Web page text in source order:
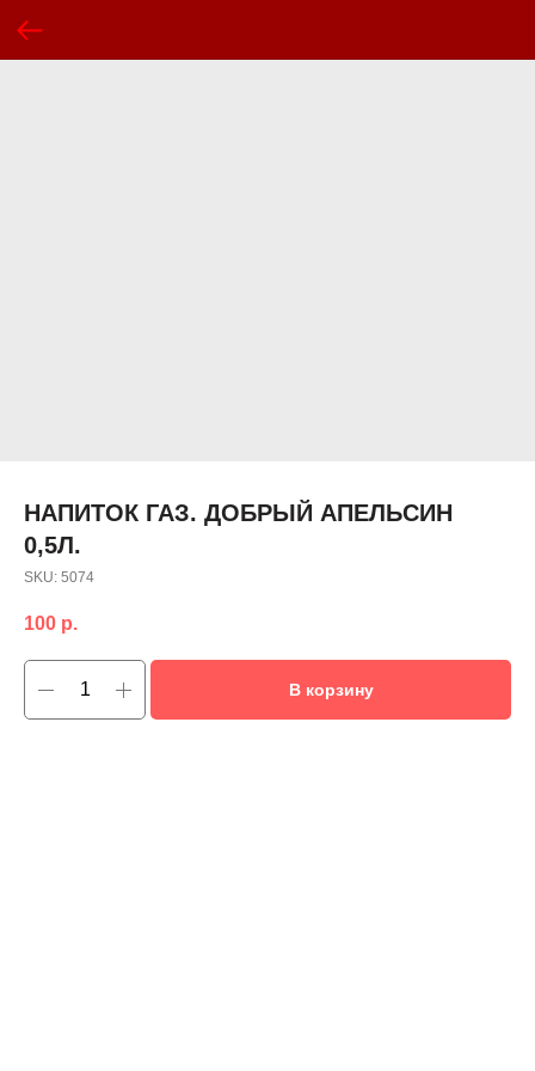
НАПИТОК ГАЗ. ДОБРЫЙ АПЕЛЬСИН
0,5Л.
SKU: 5074
100 р.
В корзину